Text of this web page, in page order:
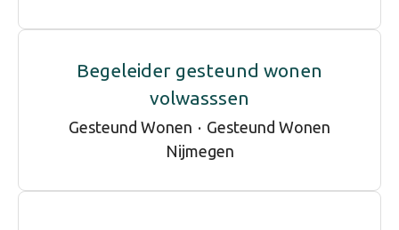
Begeleider gesteund wonen
volwasssen
Gesteund Wonen · Gesteund Wonen
Nijmegen